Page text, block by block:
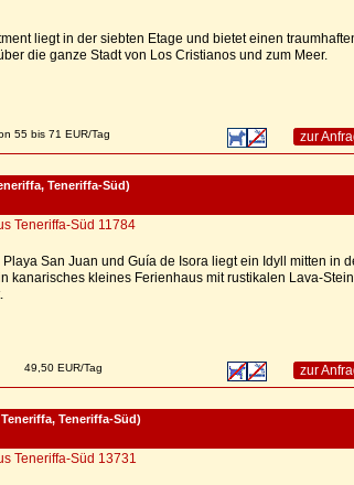
liegt in der siebten Etage und bietet einen
die ganze Stadt von Los Cristianos und zum Meer.
55 bis 71 EUR/Tag zur
Teneriffa-Süd)
Teneriffa-Süd 11784
San Juan und Guía de Isora liegt ein Idyll mitten in
kanarisches kleines Ferienhaus mit rustikalen Lava-
49,50 EUR/Tag zur
Teneriffa-Süd)
Teneriffa-Süd 13731